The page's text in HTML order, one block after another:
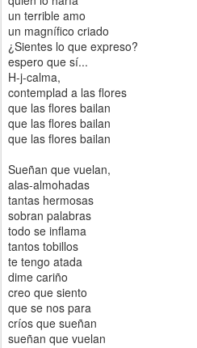
un terrible amo
un magnífico criado
¿Sientes lo que expreso?
espero que sí...
H-j-calma,
contemplad a las flores
que las flores bailan
que las flores bailan
que las flores bailan
Sueñan que vuelan,
alas-almohadas
tantas hermosas
sobran palabras
todo se inflama
tantos tobillos
te tengo atada
dime cariño
creo que siento
que se nos para
críos que sueñan
sueñan que vuelan